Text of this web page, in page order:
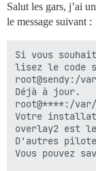
Salut les gars, j’ai
le message suivant :
Si vous
lisez le code
root@sendy:/
Déjà à jour.
root@****:/
Votre
overlay2 est
D'autres
Vous pouvez